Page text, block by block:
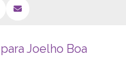
PARA JOELHO BOA VIAGEM
Joelho Boa